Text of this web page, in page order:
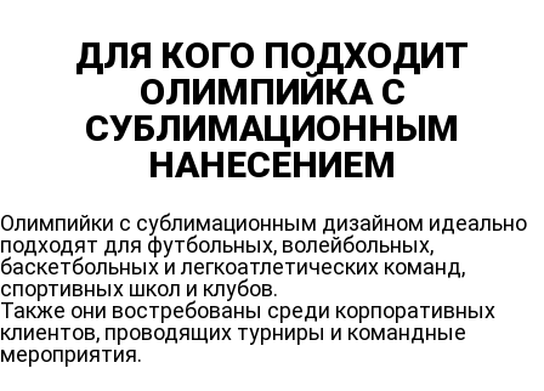
ДЛЯ КОГО ПОДХОДИТ
ОЛИМПИЙКА С
СУБЛИМАЦИОННЫМ
НАНЕСЕНИЕМ
Олимпийки с сублимационным дизайном идеально
подходят для футбольных, волейбольных,
баскетбольных и легкоатлетических команд,
спортивных школ и клубов.
Также они востребованы среди корпоративных
клиентов, проводящих турниры и командные
мероприятия.